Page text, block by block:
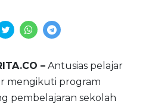
– Antusias pelajar
mengikuti program
pembelajaran sekolah